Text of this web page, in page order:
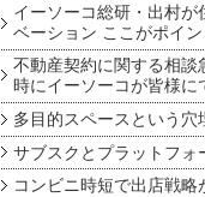
イーソーコ総研・出村が
ベーション ここがポイ
不動産契約に関する相談
時にイーソーコが皆様に
多目的スペースという穴
サブスクとプラットフォ
コンビニ時短で出店戦略